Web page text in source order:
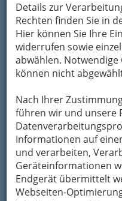
Details zur
Rechten finden Sie in
Hier können Sie Ihre
widerrufen sowie
abwählen.
können nicht
Nach Ihrer
führen wir und unsere
Informationen auf
und verarbeiten,
Geräteinformationen
Endgerät übermittelt
Webseiten-